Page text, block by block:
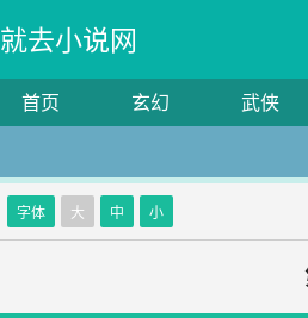
就去小说网
首页 玄幻 武侠
字体 大 中 小